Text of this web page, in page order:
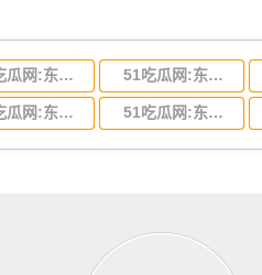
51吃瓜网:东莞到河北省物流专线,东莞到河北省物流公司 51吃瓜网:东莞到吉林省物流运输,东莞到吉林省物流公司
51吃瓜网:东莞到山东省物流专线,东莞到山东省物流公司 51吃瓜网:东莞到江苏物流专线运输,东莞到江苏省物流公司